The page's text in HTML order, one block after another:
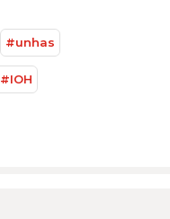
#unhas
#IOH